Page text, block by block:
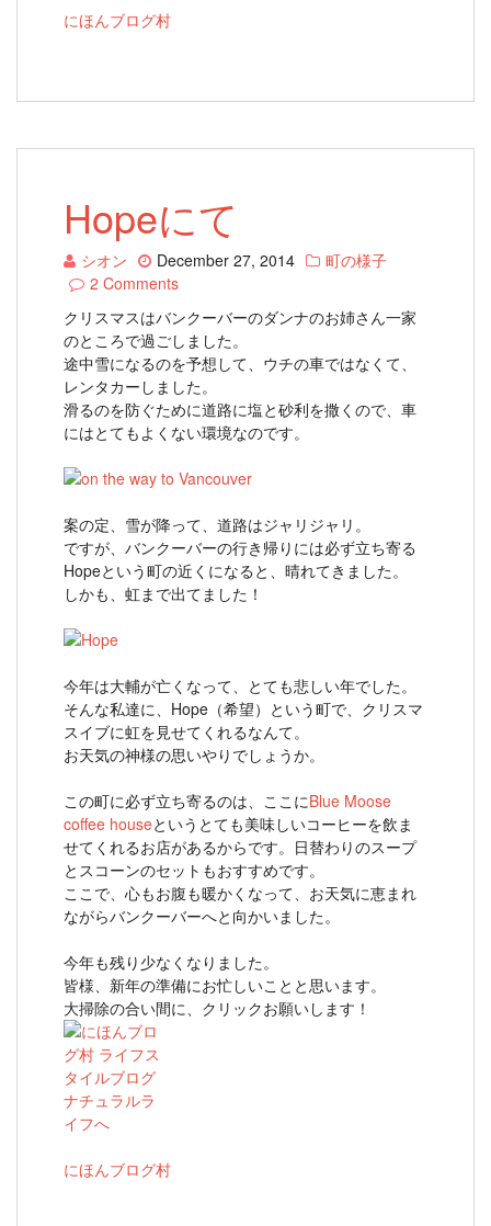
にほんブログ村
Hopeにて
シオン December 27, 2014
町の様子
2 Comments
クリスマスはバンクーバーのダンナのお姉さん一家
のところで過ごしました。
途中雪になるのを予想して、ウチの車ではなくて、
レンタカーしました。
滑るのを防ぐために道路に塩と砂利を撒くので、車
にはとてもよくない環境なのです。
案の定、雪が降って、道路はジャリジャリ。
ですが、バンクーバーの行き帰りには必ず立ち寄る
Hopeという町の近くになると、晴れてきました。
しかも、虹まで出てました！
今年は大輔が亡くなって、とても悲しい年でした。
そんな私達に、Hope（希望）という町で、クリスマ
スイブに虹を見せてくれるなんて。
お天気の神様の思いやりでしょうか。
この町に必ず立ち寄るのは、ここにBlue Moose
coffee houseというとても美味しいコーヒーを飲ま
せてくれるお店があるからです。日替わりのスープ
とスコーンのセットもおすすめです。
ここで、心もお腹も暖かくなって、お天気に恵まれ
ながらバンクーバーへと向かいました。
今年も残り少なくなりました。
皆様、新年の準備にお忙しいことと思います。
大掃除の合い間に、クリックお願いします！
にほんブログ村